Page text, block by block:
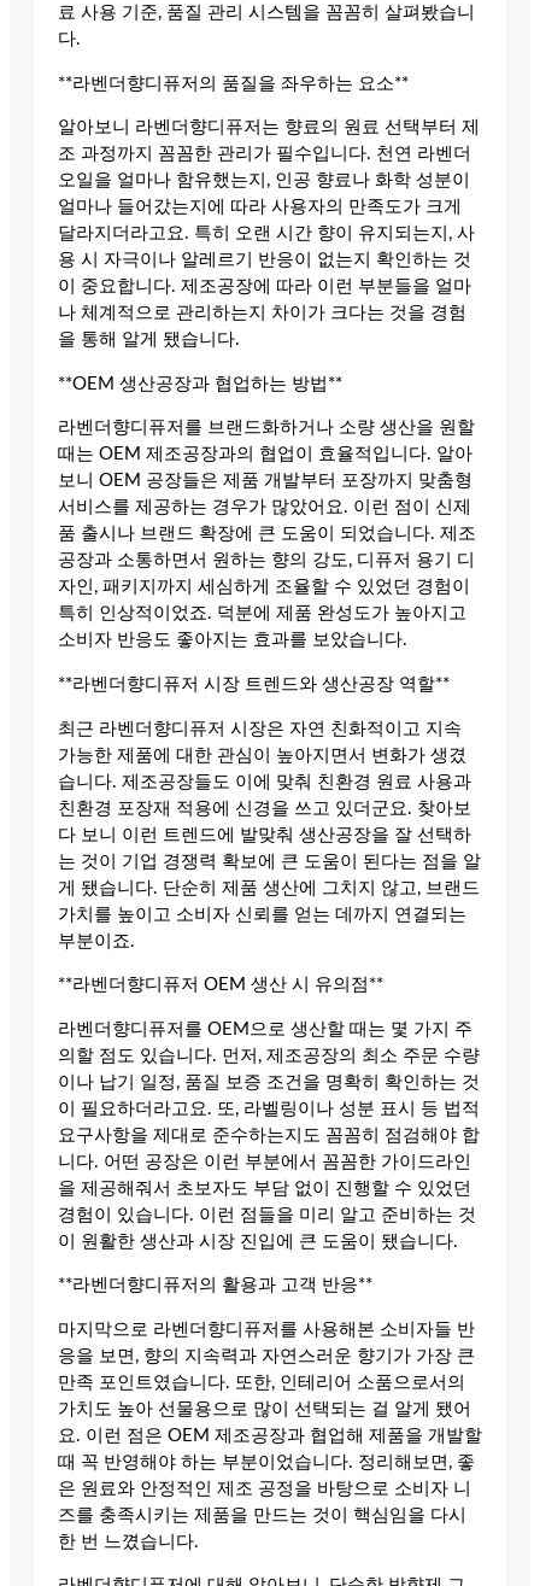
료 사용 기준, 품질 관리 시스템을 꼼꼼히 살펴봤습니
다.
**라벤더향디퓨저의 품질을 좌우하는 요소**
알아보니 라벤더향디퓨저는 향료의 원료 선택부터 제
조 과정까지 꼼꼼한 관리가 필수입니다. 천연 라벤더
오일을 얼마나 함유했는지, 인공 향료나 화학 성분이
얼마나 들어갔는지에 따라 사용자의 만족도가 크게
달라지더라고요. 특히 오랜 시간 향이 유지되는지, 사
용 시 자극이나 알레르기 반응이 없는지 확인하는 것
이 중요합니다. 제조공장에 따라 이런 부분들을 얼마
나 체계적으로 관리하는지 차이가 크다는 것을 경험
을 통해 알게 됐습니다.
**OEM 생산공장과 협업하는 방법**
라벤더향디퓨저를 브랜드화하거나 소량 생산을 원할
때는 OEM 제조공장과의 협업이 효율적입니다. 알아
보니 OEM 공장들은 제품 개발부터 포장까지 맞춤형
서비스를 제공하는 경우가 많았어요. 이런 점이 신제
품 출시나 브랜드 확장에 큰 도움이 되었습니다. 제조
공장과 소통하면서 원하는 향의 강도, 디퓨저 용기 디
자인, 패키지까지 세심하게 조율할 수 있었던 경험이
특히 인상적이었죠. 덕분에 제품 완성도가 높아지고
소비자 반응도 좋아지는 효과를 보았습니다.
**라벤더향디퓨저 시장 트렌드와 생산공장 역할**
최근 라벤더향디퓨저 시장은 자연 친화적이고 지속
가능한 제품에 대한 관심이 높아지면서 변화가 생겼
습니다. 제조공장들도 이에 맞춰 친환경 원료 사용과
친환경 포장재 적용에 신경을 쓰고 있더군요. 찾아보
다 보니 이런 트렌드에 발맞춰 생산공장을 잘 선택하
는 것이 기업 경쟁력 확보에 큰 도움이 된다는 점을 알
게 됐습니다. 단순히 제품 생산에 그치지 않고, 브랜드
가치를 높이고 소비자 신뢰를 얻는 데까지 연결되는
부분이죠.
**라벤더향디퓨저 OEM 생산 시 유의점**
라벤더향디퓨저를 OEM으로 생산할 때는 몇 가지 주
의할 점도 있습니다. 먼저, 제조공장의 최소 주문 수량
이나 납기 일정, 품질 보증 조건을 명확히 확인하는 것
이 필요하더라고요. 또, 라벨링이나 성분 표시 등 법적
요구사항을 제대로 준수하는지도 꼼꼼히 점검해야 합
니다. 어떤 공장은 이런 부분에서 꼼꼼한 가이드라인
을 제공해줘서 초보자도 부담 없이 진행할 수 있었던
경험이 있습니다. 이런 점들을 미리 알고 준비하는 것
이 원활한 생산과 시장 진입에 큰 도움이 됐습니다.
**라벤더향디퓨저의 활용과 고객 반응**
마지막으로 라벤더향디퓨저를 사용해본 소비자들 반
응을 보면, 향의 지속력과 자연스러운 향기가 가장 큰
만족 포인트였습니다. 또한, 인테리어 소품으로서의
가치도 높아 선물용으로 많이 선택되는 걸 알게 됐어
요. 이런 점은 OEM 제조공장과 협업해 제품을 개발할
때 꼭 반영해야 하는 부분이었습니다. 정리해보면, 좋
은 원료와 안정적인 제조 공정을 바탕으로 소비자 니
즈를 충족시키는 제품을 만드는 것이 핵심임을 다시
한 번 느꼈습니다.